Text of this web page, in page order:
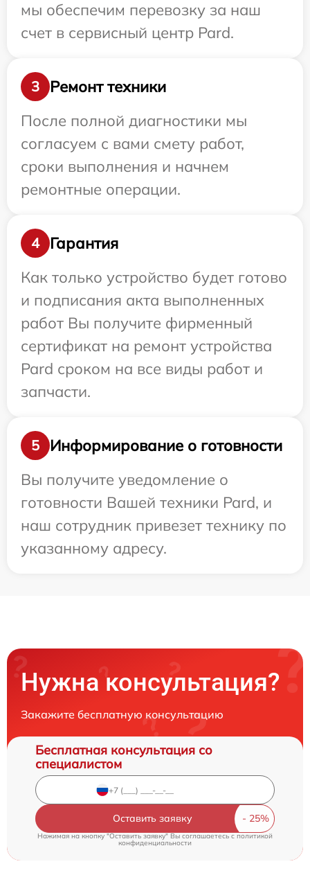
мы обеспечим перевозку за наш
счет в сервисный центр Pard.
3
Ремонт техники
После полной диагностики мы
согласуем с вами смету работ,
сроки выполнения и начнем
ремонтные операции.
4
Гарантия
Как только устройство будет готово
и подписания акта выполненных
работ Вы получите фирменный
сертификат на ремонт устройства
Pard сроком на все виды работ и
запчасти.
5
Информирование о готовности
Вы получите уведомление о
готовности Вашей техники Pard, и
наш сотрудник привезет технику по
указанному адресу.
Нужна консультация?
Закажите бесплатную консультацию
Бесплатная консультация со
специалистом
Оставить заявку
Нажимая на кнопку "Оставить заявку" Вы соглашаетесь c политикой
конфиденциальности